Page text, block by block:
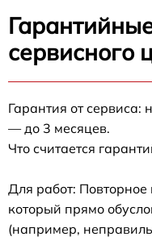
сервисного
Гарантия от сервиса:
— до 3 месяцев.
Что считается
Для работ:
который прямо
(например,